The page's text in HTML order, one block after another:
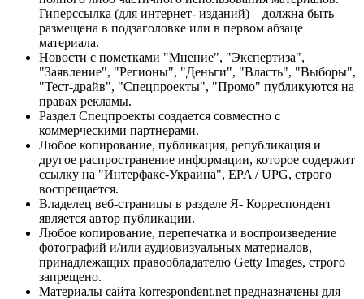
Гиперссылка (для интернет- изданий) – должна быть
размещена в подзаголовке или в первом абзаце
материала.
Новости с пометками "Мнение", "Экспертиза",
"Заявление", "Регионы", "Деньги", "Власть", "Выборы",
"Тест-драйв", "Спецпроекты", "Промо" публикуются на
правах рекламы.
Раздел Спецпроекты создается совместно с
коммерческими партнерами.
Любое копирование, публикация, републикация и
другое распространение информации, которое содержит
ссылку на "Интерфакс-Украина", EPA / UPG, строго
воспрещается.
Владелец веб-страницы в разделе Я- Корреспондент
является автор публикации.
Любое копирование, перепечатка и воспроизведение
фотографий и/или аудиовизуальных материалов,
принадлежащих правообладателю Getty Images, строго
запрещено.
Материалы сайта korrespondent.net предназначены для